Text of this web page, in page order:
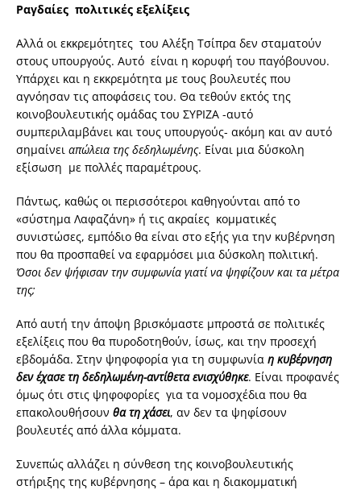
Ραγδαίες πολιτικές εξελίξεις
Αλλά οι εκκρεμότητες του Αλέξη Τσίπρα δεν σταματούν
στους υπουργούς. Αυτό είναι η κορυφή του παγόβουνου.
Υπάρχει και η εκκρεμότητα με τους βουλευτές που
αγνόησαν τις αποφάσεις του. Θα τεθούν εκτός της
κοινοβουλευτικής ομάδας του ΣΥΡΙΖΑ -αυτό
συμπεριλαμβάνει και τους υπουργούς- ακόμη και αν αυτό
σημαίνει απώλεια της δεδηλωμένης. Είναι μια δύσκολη
εξίσωση με πολλές παραμέτρους.
Πάντως, καθώς οι περισσότεροι καθηγούνται από το
«σύστημα Λαφαζάνη» ή τις ακραίες κομματικές
συνιστώσες, εμπόδιο θα είναι στο εξής για την κυβέρνηση
που θα προσπαθεί να εφαρμόσει μια δύσκολη πολιτική.
Όσοι δεν ψήφισαν την συμφωνία γιατί να ψηφίζουν και τα μέτρα
της;
Από αυτή την άποψη βρισκόμαστε μπροστά σε πολιτικές
εξελίξεις που θα πυροδοτηθούν, ίσως, και την προσεχή
εβδομάδα. Στην ψηφοφορία για τη συμφωνία η κυβέρνηση
δεν έχασε τη δεδηλωμένη-αντίθετα ενισχύθηκε. Είναι προφανές
όμως ότι στις ψηφοφορίες για τα νομοσχέδια που θα
επακολουθήσουν θα τη χάσει, αν δεν τα ψηφίσουν
βουλευτές από άλλα κόμματα.
Συνεπώς αλλάζει η σύνθεση της κοινοβουλευτικής
στήριξης της κυβέρνησης – άρα και η διακομματική